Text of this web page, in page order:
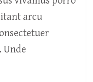
arcu
Unde